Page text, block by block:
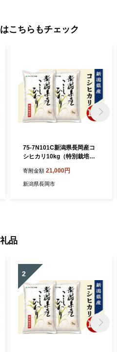
こちらもチェック
75-7N101C新潟県長岡産コ
シヒカリ10kg（特別栽培
寄附金額 21,000円
新潟県長岡市
品
2